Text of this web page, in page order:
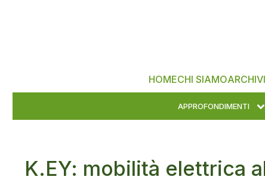
HOMECHI SIAMO
APPROFONDIMENTI
K.EY: mobilità elettrica